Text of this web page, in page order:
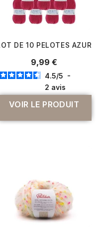
DISTRIFIL - LAISSEZ
DE 10 PELOTES
9,99 €
4.5/5 -
2 avis
VOIR LE PRODUIT